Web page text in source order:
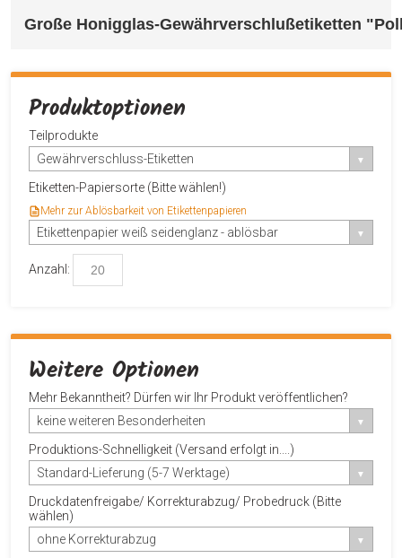
Große Honigglas-Gewährverschlußetiketten
Produktoptionen
Teilprodukte
Gewährverschluss-Etiketten
Etiketten-Papiersorte (Bitte wählen!)
Mehr zur Ablösbarkeit von Etikettenpapieren
Etikettenpapier weiß seidenglanz - ablösbar
Anzahl:
Weitere Optionen
Mehr Bekanntheit? Dürfen wir Ihr Produkt veröffentlichen?
keine weiteren Besonderheiten
Produktions-Schnelligkeit (Versand erfolgt in....)
Standard-Lieferung (5-7 Werktage)
Druckdatenfreigabe/ Korrekturabzug/ Probedruck (Bitte
wählen)
ohne Korrekturabzug